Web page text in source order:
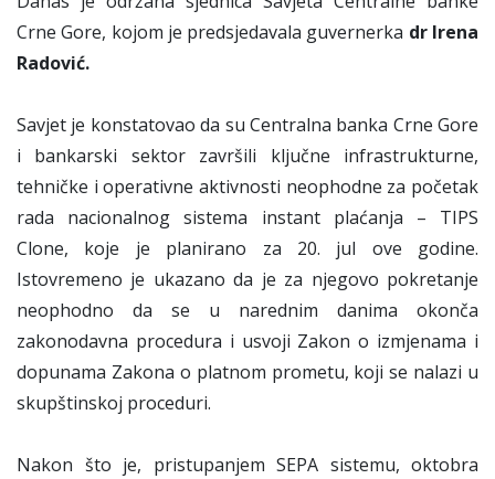
Crne Gore, kojom je predsjedavala guvernerka dr Irena
Radović.
Savjet je konstatovao da su Centralna banka Crne Gore
i bankarski sektor završili ključne infrastrukturne,
tehničke i operativne aktivnosti neophodne za početak
rada nacionalnog sistema instant plaćanja – TIPS
Clone, koje je planirano za 20. jul ove godine.
Istovremeno je ukazano da je za njegovo pokretanje
neophodno da se u narednim danima okonča
zakonodavna procedura i usvoji Zakon o izmjenama i
dopunama Zakona o platnom prometu, koji se nalazi u
skupštinskoj proceduri.
Nakon što je, pristupanjem SEPA sistemu, oktobra